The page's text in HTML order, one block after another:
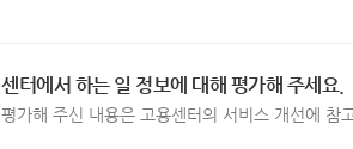
센터에서 하는 일 정보에 대해 평가해 주세요.
평가해 주신 내용은 고용센터의 서비스 개선에 참